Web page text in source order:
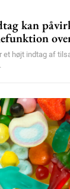
kan
et højt indtag af